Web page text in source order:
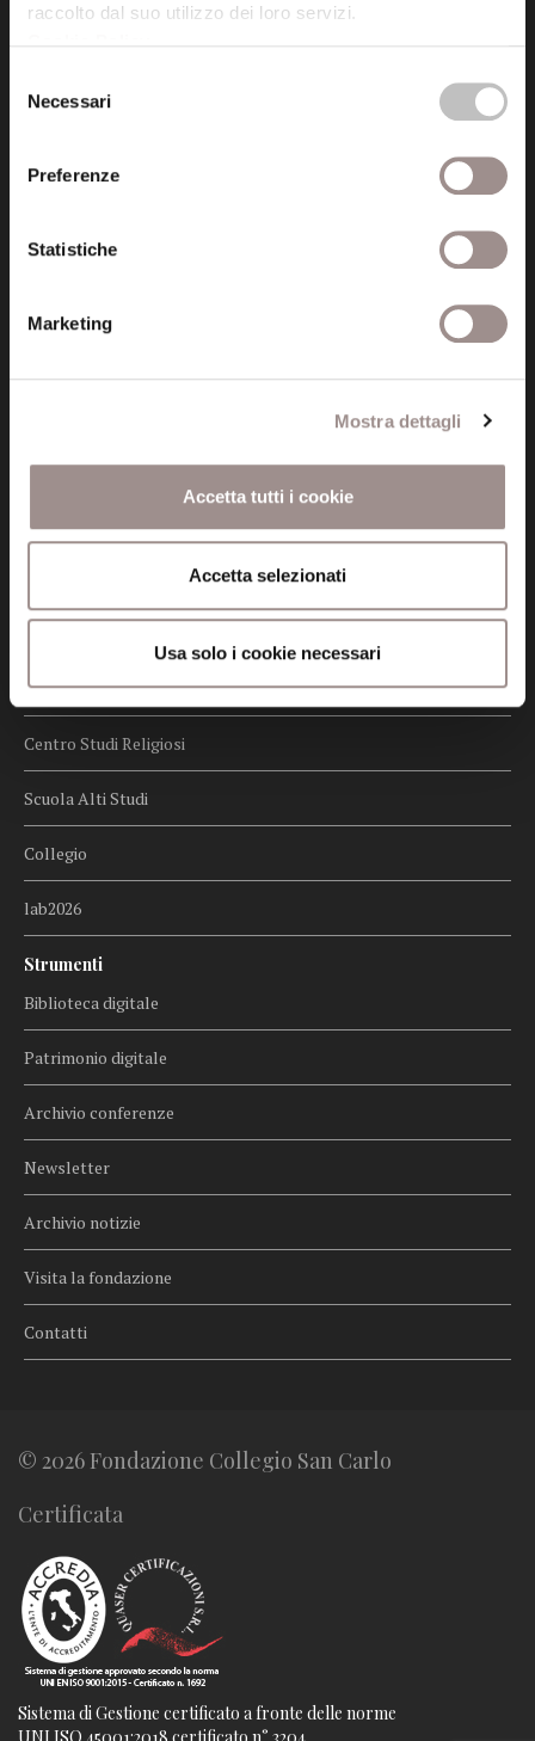
raccolto dal suo utilizzo dei loro servizi.
delNecessari
Preferenze
Statistiche
Marketing
Mostra dettagli
Accetta tutti i cookie
Accetta selezionati
Usa solo i cookie necessari
Informazioni
Certificazioni
Cookie policy
Privacy
Menu
Centro Culturale
Centro Studi Religiosi
Scuola Alti Studi
Collegio
lab2026
Strumenti
Biblioteca digitale
Patrimonio digitale
Archivio conferenze
Newsletter
Archivio notizie
Visita la fondazione
Contatti
© 2026 Fondazione Collegio San Carlo
Certificata
Sistema di Gestione certificato a fronte delle norme